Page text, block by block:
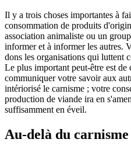
Il y a trois choses importantes à
consommation de produits
association animaliste ou un
informer et à informer les autres.
dons les organisations qui luttent
Le plus important peut-être est de
communiquer votre savoir aux
intériorisé le carnisme ; votre
production de viande ira en
suffisamment en éveil.
Au-delà du carnisme